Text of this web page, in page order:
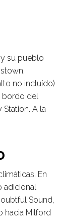
su pueblo
no incluído)
bordo del
Station. A la
En
adicional
Sound,
hacia Milford